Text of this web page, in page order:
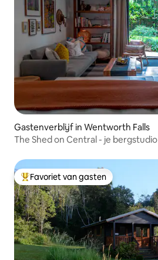
Gastenverblijf in Wentworth Falls
The Shed on Central - je bergstudio
Topfavoriet van gasten
Favoriet van gasten